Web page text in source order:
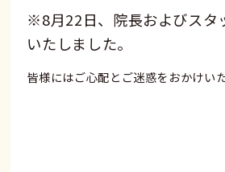
※8月22日、院長およびスタ
いたしました。
皆様にはご心配とご迷惑をおかけい